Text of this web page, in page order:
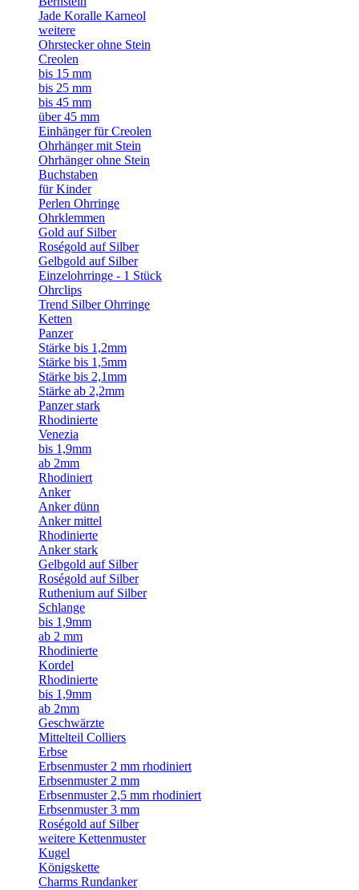
Jade Koralle Karneol
weitere
Ohrstecker ohne Stein
Creolen
bis 15 mm
bis 25 mm
bis 45 mm
über 45 mm
Einhänger für Creolen
Ohrhänger mit Stein
Ohrhänger ohne Stein
Buchstaben
für Kinder
Perlen Ohrringe
Ohrklemmen
Gold auf Silber
Roségold auf Silber
Gelbgold auf Silber
Einzelohrringe - 1 Stück
Ohrclips
Trend Silber Ohrringe
Ketten
Panzer
Stärke bis 1,2mm
Stärke bis 1,5mm
Stärke bis 2,1mm
Stärke ab 2,2mm
Panzer stark
Rhodinierte
Venezia
bis 1,9mm
ab 2mm
Rhodiniert
Anker
Anker dünn
Anker mittel
Rhodinierte
Anker stark
Gelbgold auf Silber
Roségold auf Silber
Ruthenium auf Silber
Schlange
bis 1,9mm
ab 2 mm
Rhodinierte
Kordel
Rhodinierte
bis 1,9mm
ab 2mm
Geschwärzte
Mittelteil Colliers
Erbse
Erbsenmuster 2 mm rhodiniert
Erbsenmuster 2 mm
Erbsenmuster 2,5 mm rhodiniert
Erbsenmuster 3 mm
Roségold auf Silber
weitere Kettenmuster
Kugel
Königskette
Charms Rundanker